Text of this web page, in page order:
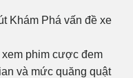
xem phim cược đem
và mức quăng quật